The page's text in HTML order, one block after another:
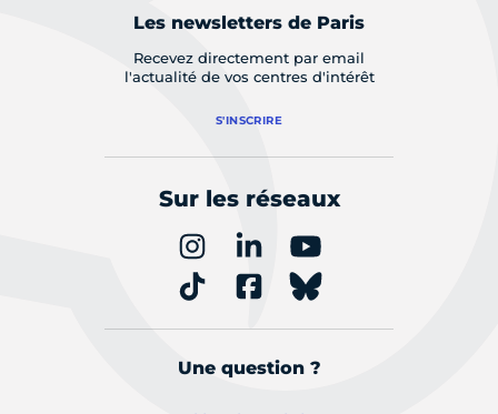
Les newsletters de Paris
Recevez directement par email
l'actualité de vos centres d'intérêt
S'INSCRIRE
Sur les réseaux
Une question ?